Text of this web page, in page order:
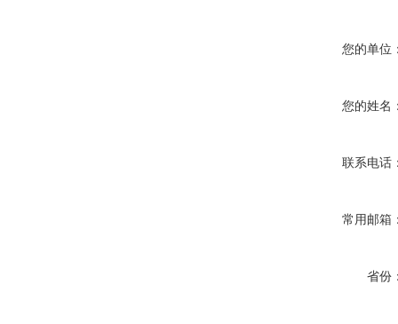
您的单位
您的姓名
联系电话
常用邮箱
省份